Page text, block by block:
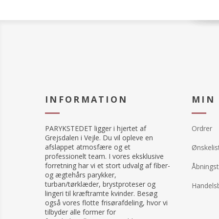
INFORMATION
PARYKSTEDET ligger i hjertet af
Grejsdalen i Vejle. Du vil opleve en
afslappet atmosfære og et
professionelt team. I vores eksklusive
forretning har vi et stort udvalg af fiber-
og ægtehårs parykker,
turban/tørklæder, brystproteser og
lingeri til kræftramte kvinder. Besøg
også vores flotte frisørafdeling, hvor vi
tilbyder alle former for
MIN
Ordrer